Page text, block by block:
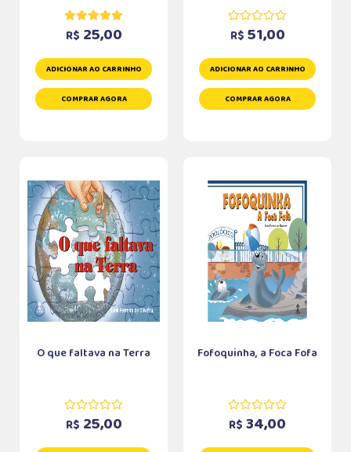
R$ 25,00
ADICIONAR AO CARRINHO
COMPRAR AGORA
R$ 51,00
ADICIONAR AO CARRINHO
COMPRAR AGORA
O que faltava na Terra
R$ 25,00
Fofoquinha, a Foca Fofa
R$ 34,00